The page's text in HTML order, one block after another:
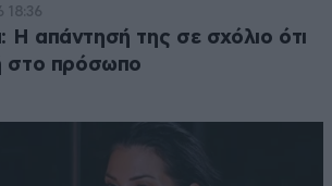
18:36
απάντησή της σε σχόλιο ότι
στο πρόσωπο